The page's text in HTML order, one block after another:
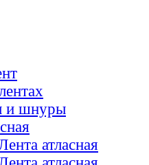
и шнуры
атласная